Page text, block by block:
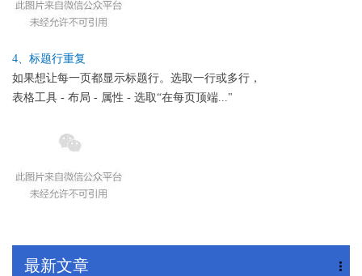
4、标题行重复
如果想让每一页都显示标题行。选取一行或多行，
表格工具 - 布局 - 属性 - 选取“在每页顶端..."
最新文章